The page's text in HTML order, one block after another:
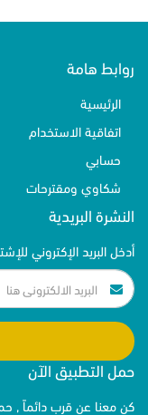
روابط هامة
الرئيسية
اتفاقية الاستخدام
حسابي
شكاوي ومقترحات
النشرة البريدية
أدخل البريد الإكتروني
حمل التطبيق الآن
كن معنا عن قرب دائماً ,